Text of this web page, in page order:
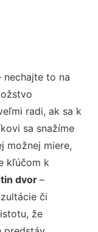
nechajte to na
radi, ak sa k
sa snažíme
možnej miere,
kľúčom k
dvor –
či
že